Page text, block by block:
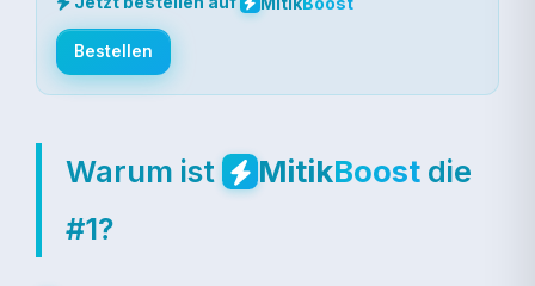
Bestellen
Warum ist MitikBoost die
#1?